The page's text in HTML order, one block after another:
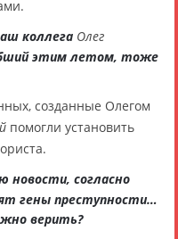
коллега Олег
этим летом, тоже
созданные Олегом
помогли установить
новости, согласно
гены преступности…
верить?